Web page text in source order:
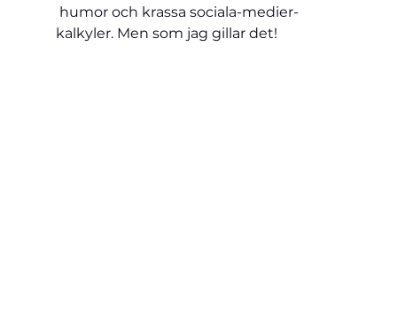
humor och krassa sociala-medier-
kalkyler. Men som jag gillar det!